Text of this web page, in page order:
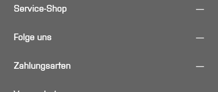
Service-Shop
Folge uns
Zahlungsarten